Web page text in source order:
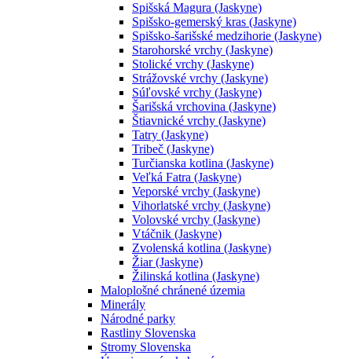
Spišská Magura (Jaskyne)
Spišsko-gemerský kras (Jaskyne)
Spišsko-šarišské medzihorie (Jaskyne)
Starohorské vrchy (Jaskyne)
Stolické vrchy (Jaskyne)
Strážovské vrchy (Jaskyne)
Súľovské vrchy (Jaskyne)
Šarišská vrchovina (Jaskyne)
Štiavnické vrchy (Jaskyne)
Tatry (Jaskyne)
Tribeč (Jaskyne)
Turčianska kotlina (Jaskyne)
Veľká Fatra (Jaskyne)
Veporské vrchy (Jaskyne)
Vihorlatské vrchy (Jaskyne)
Volovské vrchy (Jaskyne)
Vtáčnik (Jaskyne)
Zvolenská kotlina (Jaskyne)
Žiar (Jaskyne)
Žilinská kotlina (Jaskyne)
Maloplošné chránené územia
Minerály
Národné parky
Rastliny Slovenska
Stromy Slovenska